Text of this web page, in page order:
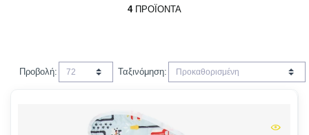
4ΠΡΟΪΌΝΤΑ
Προβολή: Ταξινόμηση: